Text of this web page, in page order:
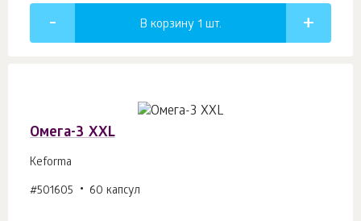
В корзину 1 шт.
Омега-3 XXL
Keforma
#501605 60 капсул